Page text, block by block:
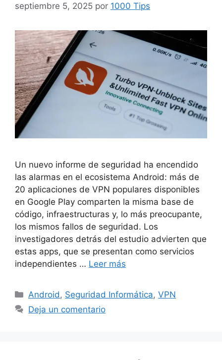
septiembre 5, 2025 por 1000 Tips
Un nuevo informe de seguridad ha encendido
las alarmas en el ecosistema Android: más de
20 aplicaciones de VPN populares disponibles
en Google Play comparten la misma base de
código, infraestructuras y, lo más preocupante,
los mismos fallos de seguridad. Los
investigadores detrás del estudio advierten que
estas apps, que se presentan como servicios
independientes … Leer más
Categorías
Android , Seguridad Informática,VPN
Deja un comentario